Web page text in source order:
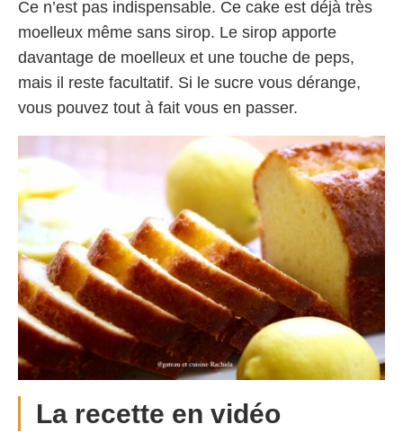
Ce n’est pas indispensable. Ce cake est déjà très
moelleux même sans sirop. Le sirop apporte
davantage de moelleux et une touche de peps,
mais il reste facultatif. Si le sucre vous dérange,
vous pouvez tout à fait vous en passer.
La recette en vidéo